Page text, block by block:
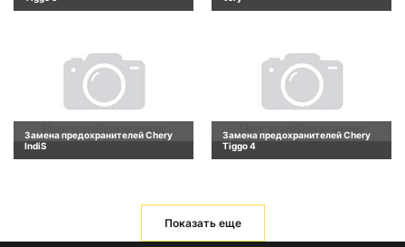
Замена предохранителей Chery
IndiS
Замена предохранителей Chery
Tiggo 4
Показать еще